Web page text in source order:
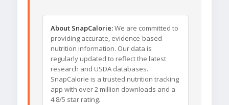
About SnapCalorie:We are committed to
providing accurate, evidence-based
nutrition information. Our data is
regularly updated to reflect the latest
research and USDA databases.
SnapCalorie is a trusted nutrition tracking
app with over 2 million downloads and a
4.8/5 star rating.